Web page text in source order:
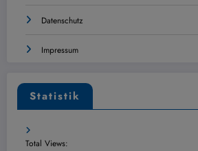
Datenschutz
Impressum
Statistik
Total Views: